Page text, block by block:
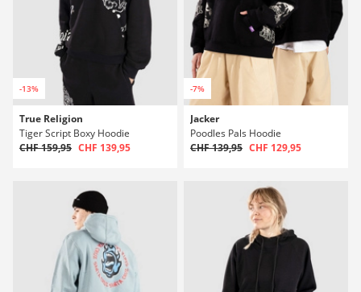
-13%
True Religion
Tiger Script Boxy Hoodie
CHF 159,95 CHF 139,95
-7%
Jacker
Poodles Pals Hoodie
CHF 139,95 CHF 129,95